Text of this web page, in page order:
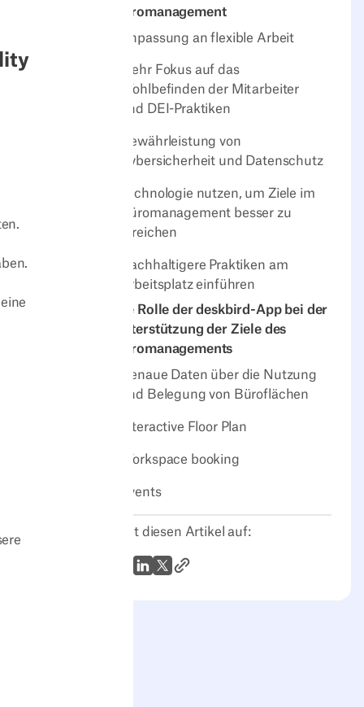
Büromanagement
Anpassung an flexible Arbeit
Mehr Fokus auf das
Wohlbefinden der Mitarbeiter
und DEI-Praktiken
Gewährleistung von
Cybersicherheit und Datenschutz
Technologie nutzen, um Ziele im
Büromanagement besser zu
erreichen
Nachhaltigere Praktiken am
Arbeitsplatz einführen
Die Rolle der deskbird-App bei der
Unterstützung der Ziele des
Büromanagements
Genaue Daten über die Nutzung
und Belegung von Büroflächen
Interactive Floor Plan
Workspace booking
Events
Teilt diesen Artikel auf:
WhatsApp
LinkedIn
X (Twitter)
Link zum Artikel